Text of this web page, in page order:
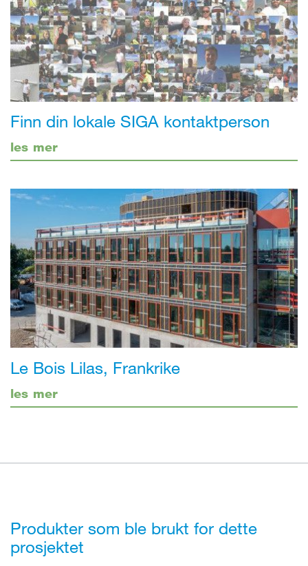
Finn din lokale SIGA kontaktperson
les mer
Le Bois Lilas, Frankrike
les mer
Produkter som ble brukt for dette
prosjektet